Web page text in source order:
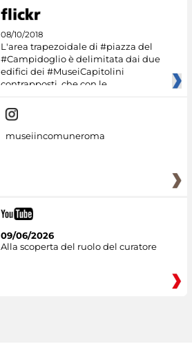
08/10/2018
L'area trapezoidale di #piazza del
#Campidoglio è delimitata dai due
edifici dei #MuseiCapitolini
contrapposti, che con le
museiincomuneroma
09/06/2026
Alla scoperta del ruolo del curatore